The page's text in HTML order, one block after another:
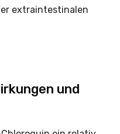
extraintestinalen
und